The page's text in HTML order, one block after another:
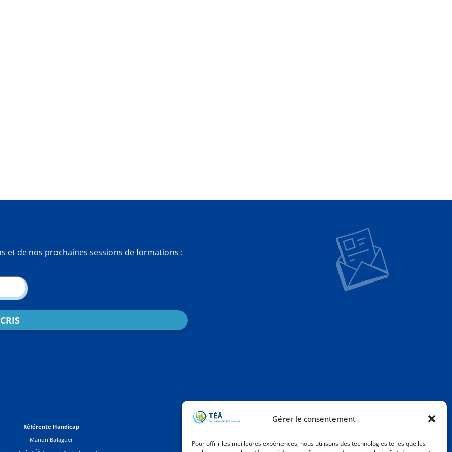
Gérer le consentement
Pour offrir les meilleures expériences, nous utilisons des technologies telles que les
et de nos prochaines sessions de formations :
Référente Handicap
Manon Balaguer
Mentions légales